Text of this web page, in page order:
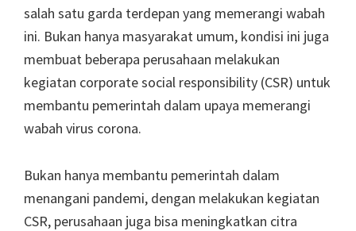
salah satu garda terdepan yang memerangi wabah
ini. Bukan hanya masyarakat umum, kondisi ini juga
membuat beberapa perusahaan melakukan
kegiatan corporate social responsibility (CSR) untuk
membantu pemerintah dalam upaya memerangi
wabah virus corona.
Bukan hanya membantu pemerintah dalam
menangani pandemi, dengan melakukan kegiatan
CSR, perusahaan juga bisa meningkatkan citra